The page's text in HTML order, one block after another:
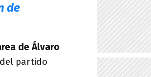
de
de Álvaro
partido